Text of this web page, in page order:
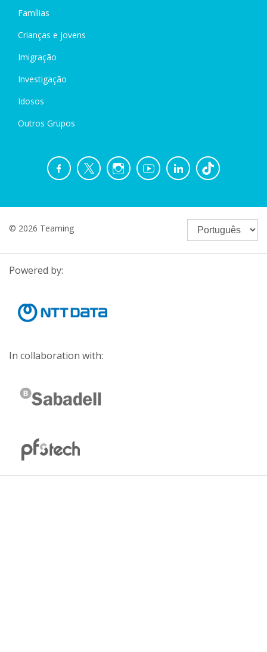
Famílias
Crianças e jovens
Imigração
Investigação
Idosos
Outros Grupos
© 2026 Teaming
Powered by:
In collaboration with: